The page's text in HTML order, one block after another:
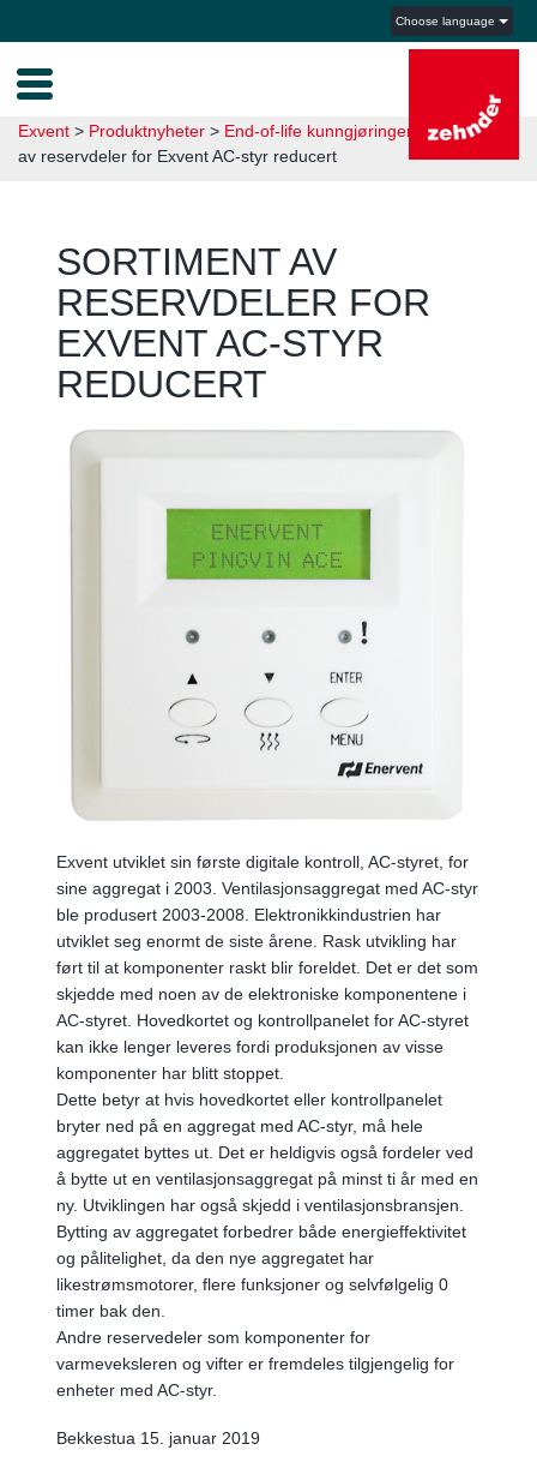
Choose language
Exvent > Produktnyheter > End-of-life kunngjøringer >Sortiment
av reservdeler for Exvent AC-styr reducert
SORTIMENT AV
RESERVDELER FOR
EXVENT AC-STYR
REDUCERT
Exvent utviklet sin første digitale kontroll, AC-styret, for
sine aggregat i 2003. Ventilasjonsaggregat med AC-styr
ble produsert 2003-2008. Elektronikkindustrien har
utviklet seg enormt de siste årene. Rask utvikling har
ført til at komponenter raskt blir foreldet. Det er det som
skjedde med noen av de elektroniske komponentene i
AC-styret. Hovedkortet og kontrollpanelet for AC-styret
kan ikke lenger leveres fordi produksjonen av visse
komponenter har blitt stoppet.
Dette betyr at hvis hovedkortet eller kontrollpanelet
bryter ned på en aggregat med AC-styr, må hele
aggregatet byttes ut. Det er heldigvis også fordeler ved
å bytte ut en ventilasjonsaggregat på minst ti år med en
ny. Utviklingen har også skjedd i ventilasjonsbransjen.
Bytting av aggregatet forbedrer både energieffektivitet
og pålitelighet, da den nye aggregatet har
likestrømsmotorer, flere funksjoner og selvfølgelig 0
timer bak den.
Andre reservedeler som komponenter for
varmeveksleren og vifter er fremdeles tilgjengelig for
enheter med AC-styr.
Bekkestua 15. januar 2019